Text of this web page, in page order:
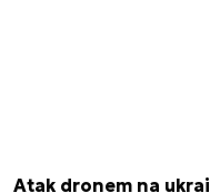
Atak dronem na